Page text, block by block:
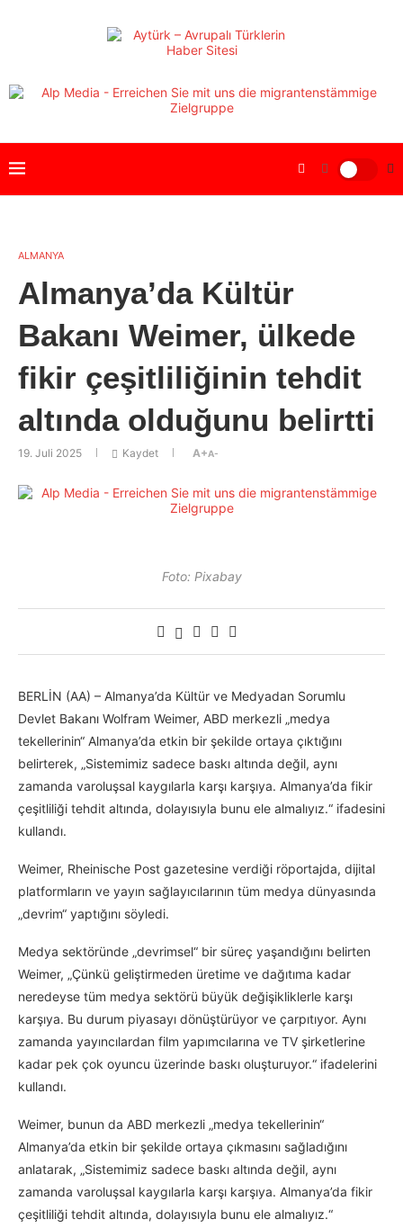
ALMANYA
Almanya’da Kültür
Bakanı Weimer, ülkede
fikir çeşitliliğinin tehdit
altında olduğunu belirtti
19. Juli 2025 Kaydet A+A-
Foto: Pixabay
BERLİN (AA) – Almanya’da Kültür ve Medyadan Sorumlu
Devlet Bakanı Wolfram Weimer, ABD merkezli „medya
tekellerinin“ Almanya’da etkin bir şekilde ortaya çıktığını
belirterek, „Sistemimiz sadece baskı altında değil, aynı
zamanda varoluşsal kaygılarla karşı karşıya. Almanya’da fikir
çeşitliliği tehdit altında, dolayısıyla bunu ele almalıyız.“ ifadesini
kullandı.
Weimer, Rheinische Post gazetesine verdiği röportajda, dijital
platformların ve yayın sağlayıcılarının tüm medya dünyasında
„devrim“ yaptığını söyledi.
Medya sektöründe „devrimsel“ bir süreç yaşandığını belirten
Weimer, „Çünkü geliştirmeden üretime ve dağıtıma kadar
neredeyse tüm medya sektörü büyük değişikliklerle karşı
karşıya. Bu durum piyasayı dönüştürüyor ve çarpıtıyor. Aynı
zamanda yayıncılardan film yapımcılarına ve TV şirketlerine
kadar pek çok oyuncu üzerinde baskı oluşturuyor.“ ifadelerini
kullandı.
Weimer, bunun da ABD merkezli „medya tekellerinin“
Almanya’da etkin bir şekilde ortaya çıkmasını sağladığını
anlatarak, „Sistemimiz sadece baskı altında değil, aynı
zamanda varoluşsal kaygılarla karşı karşıya. Almanya’da fikir
çeşitliliği tehdit altında, dolayısıyla bunu ele almalıyız.“